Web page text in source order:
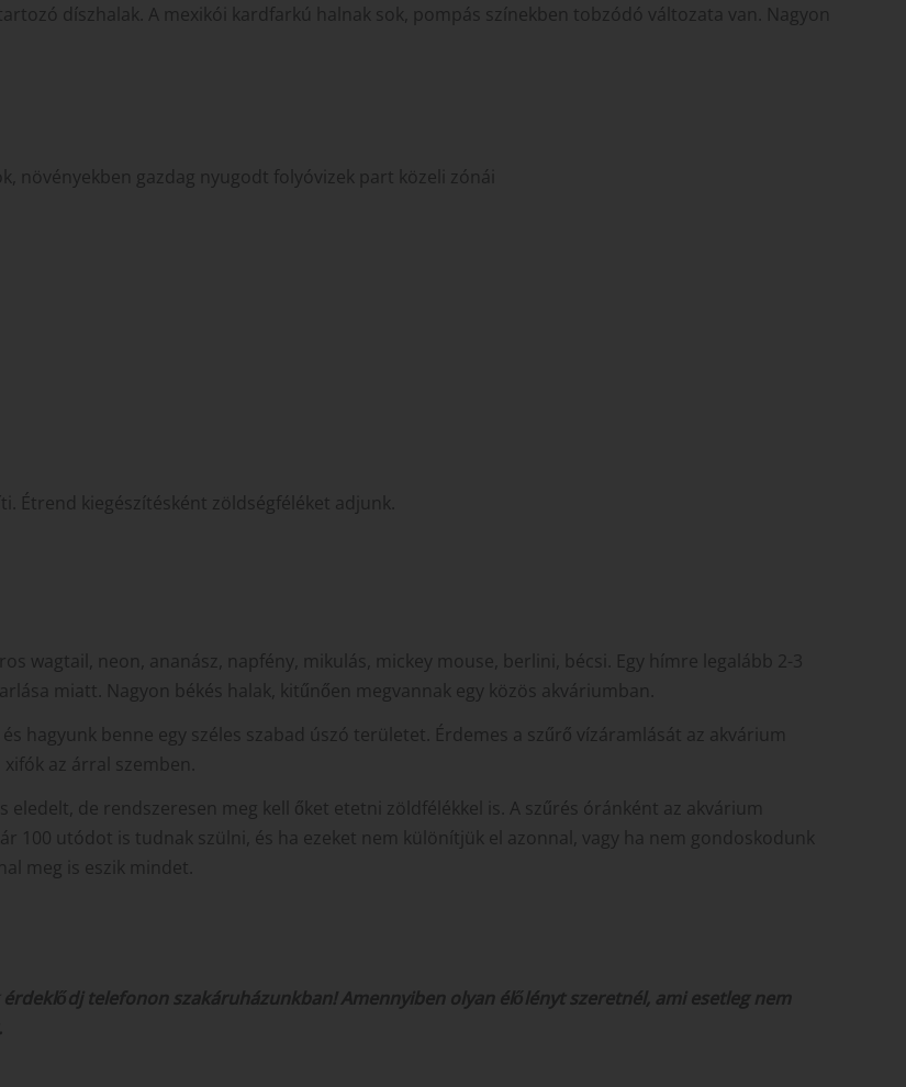
díszhalak. A mexikói kardfarkú halnak sok, pompás színekben tobzódó változata van. Nagyon
növényekben gazdag nyugodt folyóvizek part közeli zónái
Étrend kiegészítésként zöldségféléket adjunk.
wagtail, neon, ananász, napfény, mikulás, mickey mouse, berlini, bécsi. Egy hímre legalább 2-3
miatt. Nagyon békés halak, kitűnően megvannak egy közös akváriumban.
hagyunk benne egy széles szabad úszó területet. Érdemes a szűrő vízáramlását az akvárium
az árral szemben.
de rendszeresen meg kell őket etetni zöldfélékkel is. A szűrés óránként az akvárium
100 utódot is tudnak szülni, és ha ezeket nem különítjük el azonnal, vagy ha nem gondoskodunk
meg is eszik mindet.
telefonon szakáruházunkban! Amennyiben olyan élőlényt szeretnél, ami esetleg nem